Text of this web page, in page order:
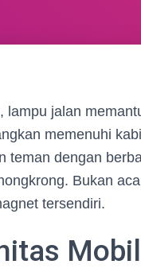
lampu jalan
memenuhi
teman dengan
Bukan
tersendiri.